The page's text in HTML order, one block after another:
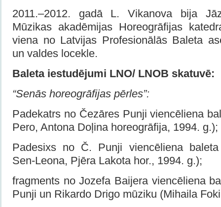
2011.–2012. gadā L. Vikanova bija
Mūzikas akadēmijas Horeogrāfijas
viena no Latvijas Profesionālās Baleta
un valdes locekle.
Baleta iestudējumi LNO/ LNOB skatuvē:
“Senās horeogrāfijas pērles”:
Padekatrs no Čezāres Punji viencēliena
Pero, Antona Doļina horeogrāfija, 1994. g.);
Padesixs no Č. Punji viencēliena baleta
Sen-Leona, Pjēra Lakota hor., 1994. g.);
fragments no Jozefa Baijera viencēliena
Punji un Rikardo Drigo mūziku (Mihaila